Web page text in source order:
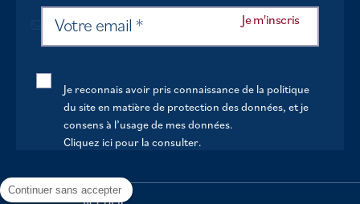
Je reconnais avoir pris connaissance de la politique
du site en matière de protection des données, et je
consens à l’usage de mes données.
Cliquez ici pour la consulter.
Continuer sans accepter